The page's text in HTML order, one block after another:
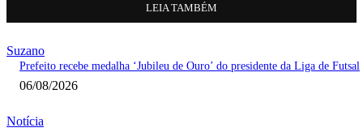
LEIA TAMBÉM
Suzano
Prefeito recebe medalha ‘Jubileu de Ouro’ do presidente da Liga de Futsal
06/08/2026
Notícia